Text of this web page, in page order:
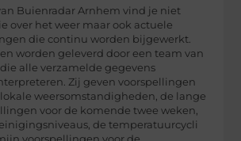
Buienradar Arnhem vind je niet
over het weer maar ook actuele
die continu worden bijgewerkt.
worden geleverd door een team van
alle verzamelde gegevens
Zij geven voorspellingen
lokale weersomstandigheden, de lange
voor de komende twee weken,
de temperatuurcycli